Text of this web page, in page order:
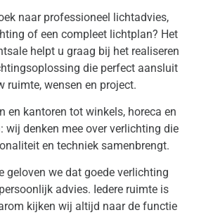
naar professioneel lichtadvies,
of een compleet lichtplan? Het
helpt u graag bij het realiseren
die perfect aansluit
ruimte, wensen en project.
en kantoren tot winkels, horeca en
wij denken mee over verlichting die
en techniek samenbrengt.
geloven we dat goede verlichting
advies. Iedere ruimte is
kijken wij altijd naar de functie